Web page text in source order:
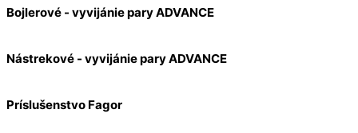
Bojlerové - vyvijánie pary ADVANCE
Nástrekové - vyvijánie pary ADVANCE
Príslušenstvo Fagor